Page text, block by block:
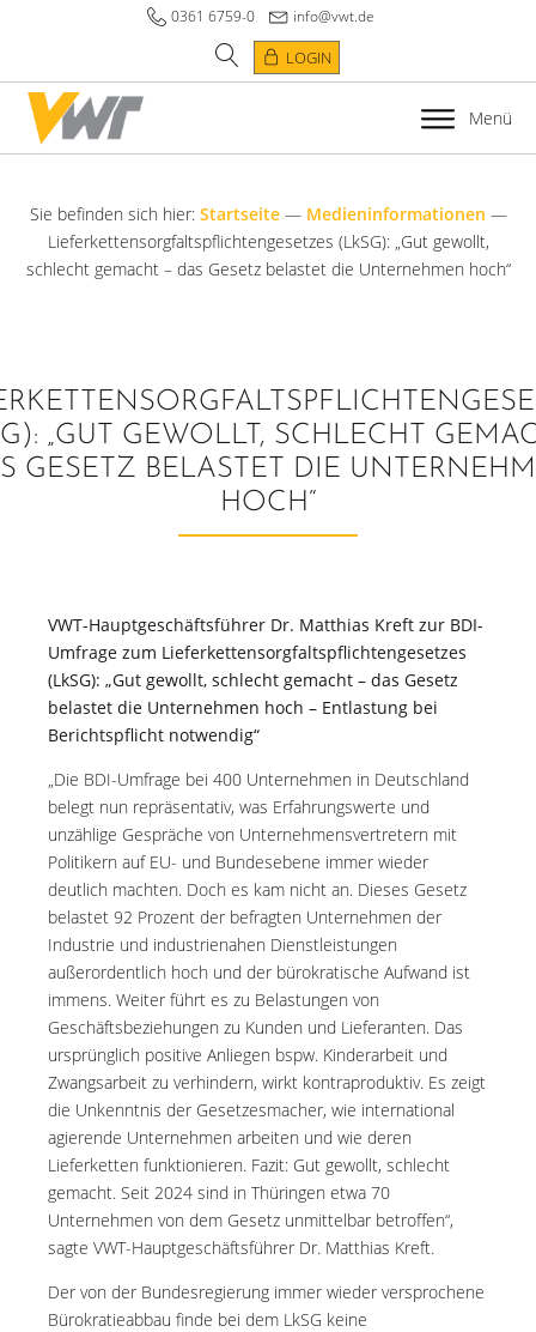
0361 6759-0 info@vwt.de
LOGIN
Menü
Sie befinden sich hier: Startseite— Medieninformationen —
Lieferkettensorgfaltspflichtengesetzes (LkSG): „Gut gewollt,
schlecht gemacht – das Gesetz belastet die Unternehmen hoch“
„GUT GEWOLLT, SCHLECHT
GESETZ BELASTET DIE
HOCH“
VWT-Hauptgeschäftsführer Dr. Matthias Kreft zur BDI-
Umfrage zum Lieferkettensorgfaltspflichtengesetzes
(LkSG): „Gut gewollt, schlecht gemacht – das Gesetz
belastet die Unternehmen hoch – Entlastung bei
Berichtspflicht notwendig“
„Die BDI-Umfrage bei 400 Unternehmen in Deutschland
belegt nun repräsentativ, was Erfahrungswerte und
unzählige Gespräche von Unternehmensvertretern mit
Politikern auf EU- und Bundesebene immer wieder
deutlich machten. Doch es kam nicht an. Dieses Gesetz
belastet 92 Prozent der befragten Unternehmen der
Industrie und industrienahen Dienstleistungen
außerordentlich hoch und der bürokratische Aufwand ist
immens. Weiter führt es zu Belastungen von
Geschäftsbeziehungen zu Kunden und Lieferanten. Das
ursprünglich positive Anliegen bspw. Kinderarbeit und
Zwangsarbeit zu verhindern, wirkt kontraproduktiv. Es zeigt
die Unkenntnis der Gesetzesmacher, wie international
agierende Unternehmen arbeiten und wie deren
Lieferketten funktionieren. Fazit: Gut gewollt, schlecht
gemacht. Seit 2024 sind in Thüringen etwa 70
Unternehmen von dem Gesetz unmittelbar betroffen“,
sagte VWT-Hauptgeschäftsführer Dr. Matthias Kreft.
Der von der Bundesregierung immer wieder versprochene
Bürokratieabbau finde bei dem LkSG keine